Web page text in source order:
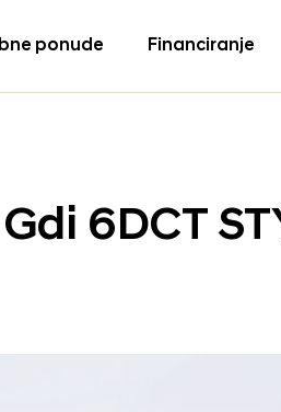
ponude Financiranje
6DCT